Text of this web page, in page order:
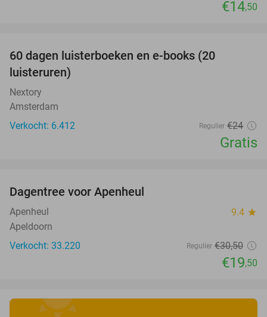
€14,50
60 dagen luisterboeken en e-books (20
luisteruren)
Nextory
Amsterdam
Verkocht: 6.412
Regulier €24
Gratis
Dagentree voor Apenheul
Apenheul 9.4 star
Apeldoorn
Verkocht: 33.220
Regulier €30,50
€19,50